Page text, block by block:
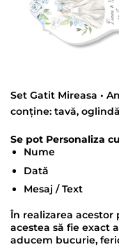
Set Gatit Mireasa •
conține: tavă,
Se pot Personaliza
Nume
Dată
Mesaj / Text
În realizarea
acestea să fie exact
aducem bucurie,